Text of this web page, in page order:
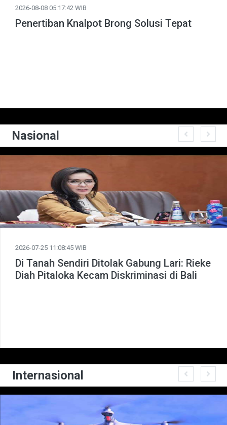
2026-08-08 05:17:42 WIB
Penertiban Knalpot Brong Solusi Tepat
Nasional
2026-07-25 11:08:45 WIB
Di Tanah Sendiri Ditolak Gabung Lari: Rieke
Diah Pitaloka Kecam Diskriminasi di Bali
Internasional